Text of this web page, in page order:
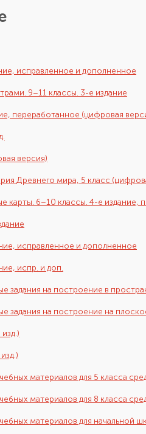
исправленное и дополненное
9–11 классы. 3-е издание
переработанное (цифровая
версия)
Древнего мира, 5 класс
карты. 6–10 классы. 4-е издание,
исправленное и дополненное
испр. и доп.
задания на построение в
задания на построение на
материалов для 5 класса
материалов для 8 класса
материалов для начальной